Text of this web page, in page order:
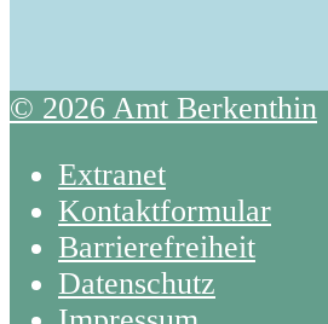
© 2026 Amt Berkenthin
Extranet
Kontaktformular
Barrierefreiheit
Datenschutz